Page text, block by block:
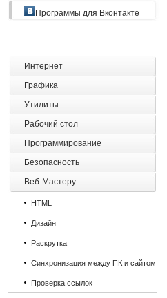
Программы для Вконтакте
Интернет
Графика
Утилиты
Рабочий стол
Программирование
Безопасность
Веб-Мастеру
HTML
Дизайн
Раскрутка
Синхронизация между ПК и сайтом
Проверка ссылок